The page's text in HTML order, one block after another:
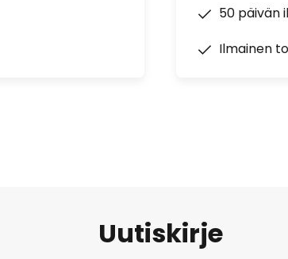
50 päivän
Ilmainen
Uutiskirje